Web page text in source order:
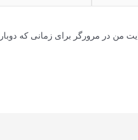
من در مرورگر برای زمانی که